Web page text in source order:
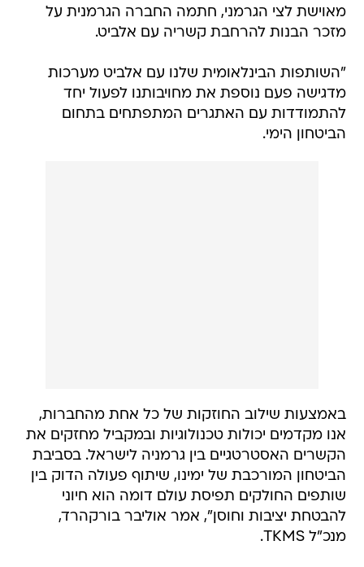
מאוישת לצי הגרמני, חתמה החברה הגרמנית על
מזכר הבנות להרחבת קשריה עם אלביט.
"השותפות הבינלאומית שלנו עם אלביט מערכות
מדגישה פעם נוספת את מחויבותנו לפעול יחד
להתמודדות עם האתגרים המתפתחים בתחום
הביטחון הימי.
באמצעות שילוב החוזקות של כל אחת מהחברות,
אנו מקדמים יכולות טכנולוגיות ובמקביל מחזקים את
הקשרים האסטרטגיים בין גרמניה לישראל. בסביבת
הביטחון המורכבת של ימינו, שיתוף פעולה הדוק בין
שותפים החולקים תפיסת עולם דומה הוא חיוני
להבטחת יציבות וחוסן", אמר אוליבר בורקהרד,
מנכ"ל TKMS.